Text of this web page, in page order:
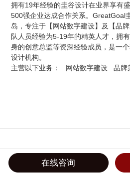
拥有19年经验的圭谷设计在业界享有
500强企业达成合作关系。GreatGoal
岛，专注于【网站数字建设】及【品
队人员经验为5-19年的精英人才，拥
身的创意总监等资深经验成员，是一
设计机构。
主营以下业务： 网站数字建设 品牌
在线咨询
品牌策略&品牌战略